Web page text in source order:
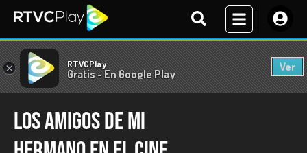
× RTVCPlay
Gratis - En Google Play
Ver
LOS AMIGOS DE MI